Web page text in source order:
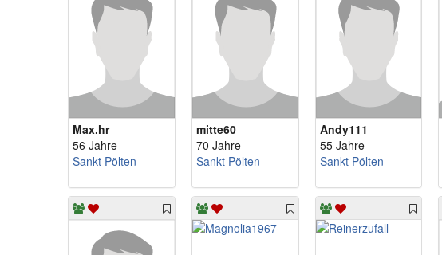
Max.hr
56 Jahre
Sankt Pölten
mitte60
70 Jahre
Sankt Pölten
Andy111
55 Jahre
Sankt Pölten